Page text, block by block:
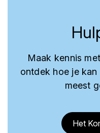
Maak kennis
ontdek hoe je
meest
Het